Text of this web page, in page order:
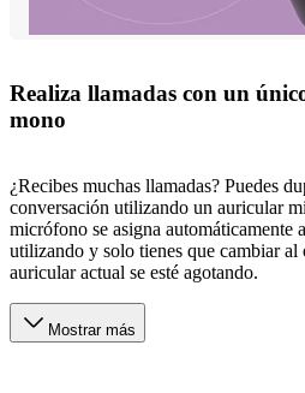
Realiza llamadas con un
mono
¿Recibes muchas llamadas? Puedes
conversación utilizando un auricular
micrófono se asigna automáticamente
utilizando y solo tienes que cambiar al
auricular actual se esté agotando.
Mostrar más